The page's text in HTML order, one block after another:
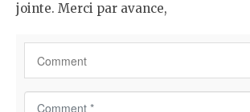
jointe. Merci par avance,